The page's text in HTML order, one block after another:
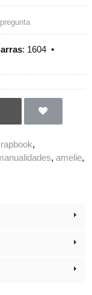
: 1604 •
amelie